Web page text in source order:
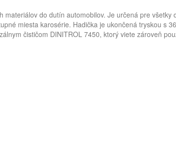
do dutín automobilov. Je určená pre
miesta karosérie. Hadička je ukončená tryskou s
čističom DINITROL 7450, ktorý viete zároveň